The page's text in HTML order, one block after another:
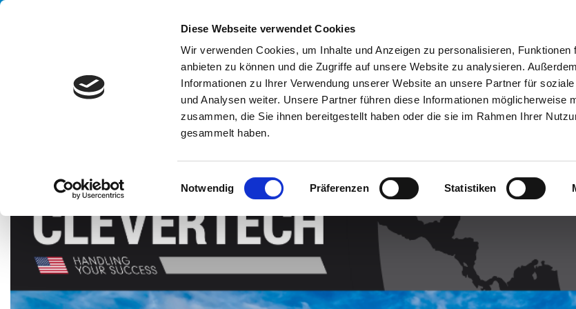
Diese Webseite verwendet Cookies
Wir verwenden Cookies, um Inhalte und Anzeigen zu personalisieren, Funktionen
anbieten zu können und die Zugriffe auf unsere Website zu analysieren.
Informationen zu Ihrer Verwendung unserer Website an unsere Partner für
und Analysen weiter. Unsere Partner führen diese Informationen möglicherweise
zusammen, die Sie ihnen bereitgestellt haben oder die sie im Rahmen Ihrer
gesammelt haben.
i
w
i
l
i
Notwendig Präferenzen Statistiken
UNTERNEHMEN SYSTEMEN VIDEO BLOG CASE
PACK EXPO INTERNATIONAL